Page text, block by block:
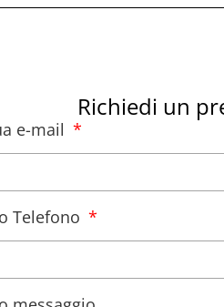
Richiedi un
e-mail
Telefono